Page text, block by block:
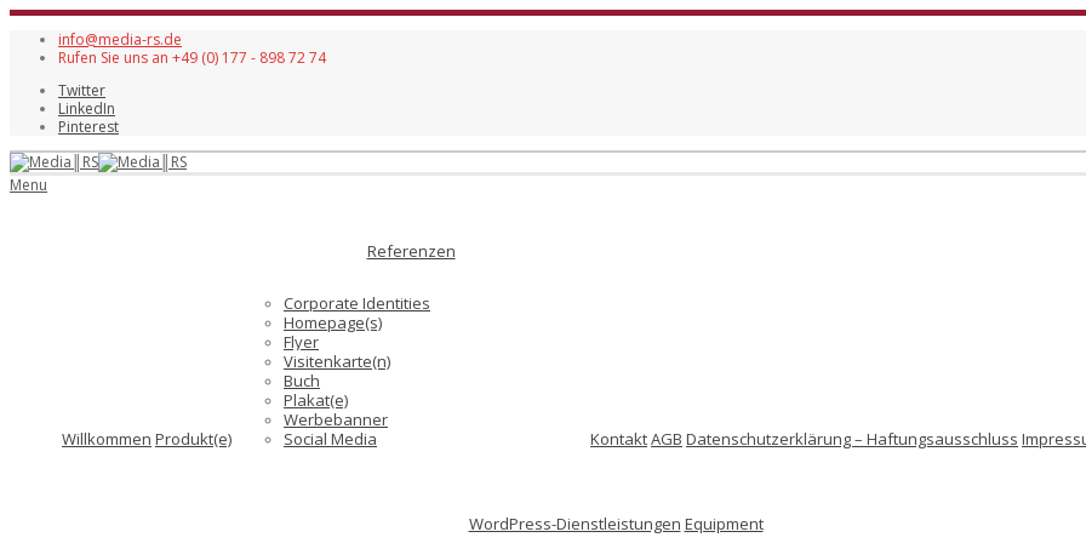
info@media-rs.de
Rufen Sie uns an +49 (0) 177 - 898 72 74
Twitter
LinkedIn
Pinterest
Menu
Willkommen Produkt(e)
Referenzen
Corporate Identities
Homepage(s)
Flyer
Visitenkarte(n)
Buch
Plakat(e)
Werbebanner
Social Media
KontaktAGB Datenschutzerklärung – Haftungsausschluss
WordPress-Dienstleistungen Equipment